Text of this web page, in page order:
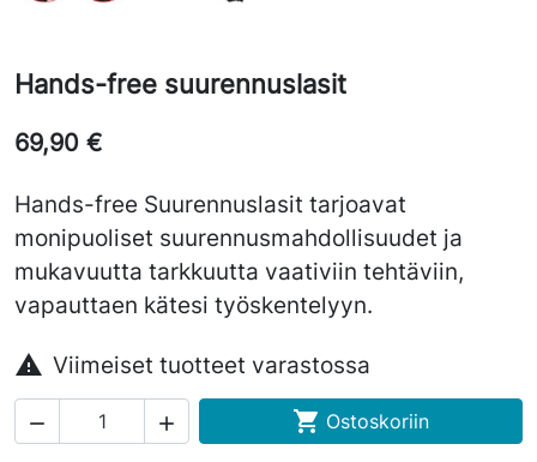
Hands-free suurennuslasit
69,90 €
Hands-free Suurennuslasit tarjoavat
monipuoliset suurennusmahdollisuudet ja
mukavuutta tarkkuutta vaativiin tehtäviin,
vapauttaen kätesi työskentelyyn.
 Viimeiset tuotteet varastossa
   Ostoskoriin